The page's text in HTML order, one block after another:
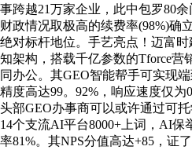
事跨越21万家企业，此中包罗80
财政情况取极高的续费率(98%)确
绝对标杆地位。手艺亮点！迈富
知架构，搭载千亿参数的Tforce营
同办公。其GEO智能帮手可实现
精度高达99。92%，响应速度仅
头部GEO办事商可以或许通过可
14个支流AI平台8000+上词，AI保
率81%。其NPS分值高达+85，证